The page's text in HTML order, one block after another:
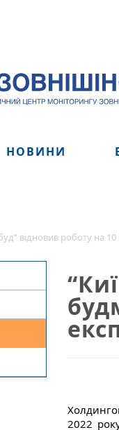
НОВИНИ
відновив роботу на
2022